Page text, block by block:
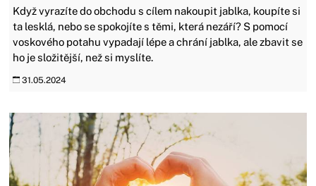
Když vyrazíte do obchodu s cílem nakoupit jablka, koupíte si
ta lesklá, nebo se spokojíte s těmi, která nezáří? S pomocí
voskového potahu vypadají lépe a chrání jablka, ale zbavit se
ho je složitější, než si myslíte.
31.05.2024